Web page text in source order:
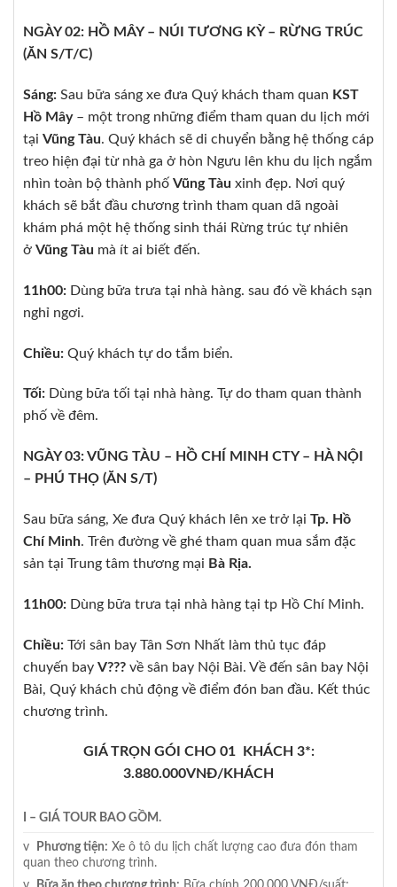
NGÀY 02: HỒ MÂY – NÚI TƯƠNG KỲ – RỪNG TRÚC
(ĂN S/T/C)
Sáng: Sau bữa sáng xe đưa Quý khách tham quan KST
Hồ Mây– một trong những điểm tham quan du lịch mới
tại Vũng Tàu. Quý khách sẽ di chuyển bằng hệ thống cáp
treo hiện đại từ nhà ga ở hòn Ngưu lên khu du lịch ngắm
nhìn toàn bộ thành phố Vũng Tàu xinh đẹp. Nơi quý
khách sẽ bắt đầu chương trình tham quan dã ngoài
khám phá một hệ thống sinh thái Rừng trúc tự nhiên
ở Vũng Tàu mà ít ai biết đến.
11h00: Dùng bữa trưa tại nhà hàng. sau đó về khách sạn
nghỉ ngơi.
Chiều: Quý khách tự do tắm biển.
Tối: Dùng bữa tối tại nhà hàng. Tự do tham quan thành
phố về đêm.
NGÀY 03: VŨNG TÀU – HỒ CHÍ MINH CTY – HÀ NỘI
– PHÚ THỌ (ĂN S/T)
Sau bữa sáng, Xe đưa Quý khách lên xe trở lại Tp. Hồ
Chí Minh. Trên đường về ghé tham quan mua sắm đặc
sản tại Trung tâm thương mại Bà Rịa.
11h00: Dùng bữa trưa tại nhà hàng tại tp Hồ Chí Minh.
Chiều: Tới sân bay Tân Sơn Nhất làm thủ tục đáp
chuyến bay V??? về sân bay Nội Bài. Về đến sân bay Nội
Bài, Quý khách chủ động về điểm đón ban đầu. Kết thúc
chương trình.
GIÁ TRỌN GÓI CHO 01 KHÁCH 3*:
3.880.000VNĐ/KHÁCH
I – GIÁ TOUR BAO GỒM.
v Phương tiện: Xe ô tô du lịch chất lượng cao đưa đón tham
quan theo chương trình.